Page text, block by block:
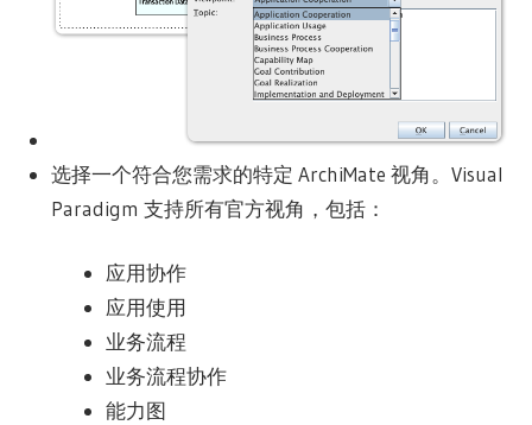
选择一个符合您需求的特定 ArchiMate 视角。Visual
Paradigm 支持所有官方视角，包括：
应用协作
应用使用
业务流程
业务流程协作
能力图